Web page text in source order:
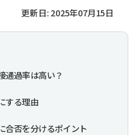
更新日: 2025年07月15日
通過率は高い？
する理由
合否を分けるポイント